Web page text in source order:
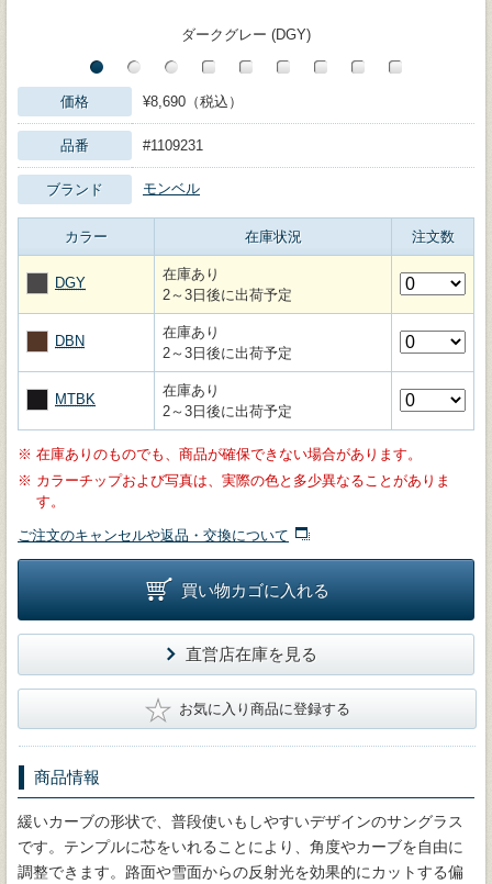
ダークグレー (DGY)
価格 ¥8,690（税込）
品番 #1109231
ブランド モンベル
カラー 在庫状況 注文数
DGY
在庫あり
2～3日後に出荷予定
DBN
在庫あり
2～3日後に出荷予定
MTBK
在庫あり
2～3日後に出荷予定
※ 在庫ありのものでも、商品が確保できない場合があります。
※ カラーチップおよび写真は、実際の色と多少異なることがありま
す。
ご注文のキャンセルや返品・交換について
買い物カゴに入れる
直営店在庫を見る
★ お気に入り商品に登録する
商品情報
緩いカーブの形状で、普段使いもしやすいデザインのサングラス
です。テンプルに芯をいれることにより、角度やカーブを自由に
調整できます。路面や雪面からの反射光を効果的にカットする偏